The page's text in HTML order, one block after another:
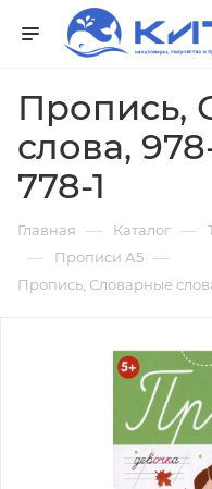
Пропись,
слова,
778-1
Главная — Каталог —
— Прописи А5 —
Пропись, Словарные